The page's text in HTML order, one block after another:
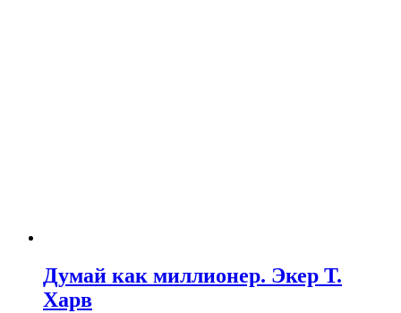
Думай как миллионер. Экер Т.
Харв